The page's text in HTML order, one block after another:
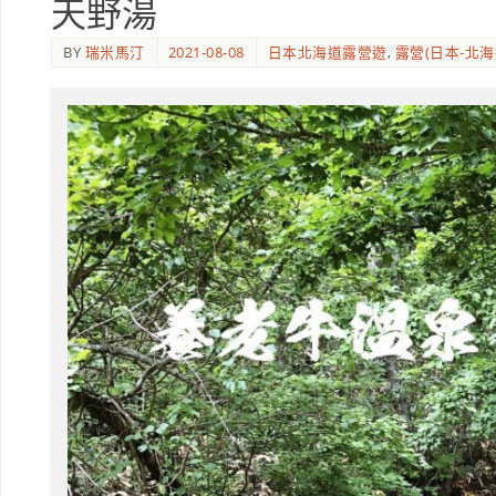
天野湯
BY 瑞米馬汀 2021-08-08 日本北海道露營遊, 露營(日本-北